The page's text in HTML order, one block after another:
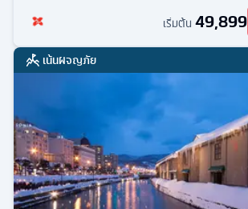
เริ่มต้น 49,899
เน้นผจญภัย